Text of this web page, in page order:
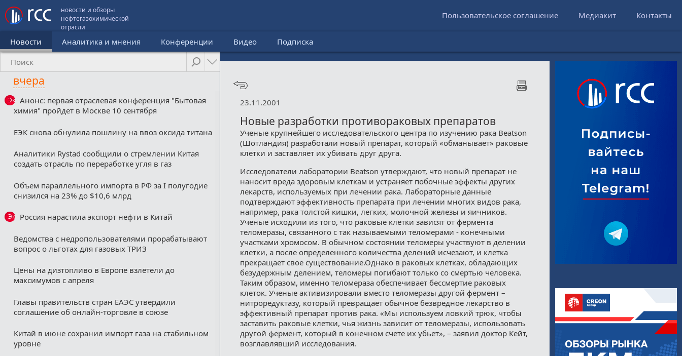
новости и обзоры
нефтегазохимической
отрасли
Пользовательское соглашение Медиакит Контакты
Новости Аналитика и мнения Конференции Видео Подписка
вчера
Эксклюзив
Анонс: первая отраслевая конференция "Бытовая
химия" пройдет в Москве 10 сентября
ЕЭК снова обнулила пошлину на ввоз оксида титана
Аналитики Rystad сообщили о стремлении Китая
создать отрасль по переработке угля в газ
Объем параллельного импорта в РФ за I полугодие
снизился на 23% до $10,6 млрд
Эксклюзив
Россия нарастила экспорт нефти в Китай
Ведомства с недропользователями прорабатывают
вопрос о льготах для газовых ТРИЗ
Цены на дизтопливо в Европе взлетели до
максимумов с апреля
Главы правительств стран ЕАЭС утвердили
соглашение об онлайн-торговле в союзе
Китай в июне сохранил импорт газа на стабильном
уровне
23.11.2001
Новые разработки противораковых препаратов
Ученые крупнейшего исследовательского центра по изучению рака Beatson
(Шотландия) разработали новый препарат, который «обманывает» раковые
клетки и заставляет их убивать друг друга.
Исследователи лаборатории Beatson утверждают, что новый препарат не
наносит вреда здоровым клеткам и устраняет побочные эффекты других
лекарств, используемых при лечении рака. Лабораторные данные
подтверждают эффективность препарата при лечении многих видов рака,
например, рака толстой кишки, легких, молочной железы и яичников.
Ученые исходили из того, что раковые клетки зависят от фермента
теломеразы, связанного с так называемыми теломерами - конечными
участками хромосом. В обычном состоянии теломеры участвуют в делении
клетки, а после определенного количества делений исчезают, и клетка
прекращает свое существование.Однако в раковых клетках, обладающих
безудержным делением, теломеры погибают только со смертью человека.
Таким образом, именно теломераза обеспечивает бессмертие раковых
клеток. Ученые активизировали вместо теломеразы другой фермент –
нитроредуктазу, который превращает обычное безвредное лекарство в
эффективный препарат против рака. «Мы используем ловкий трюк, чтобы
заставить раковые клетки, чья жизнь зависит от теломеразы, использовать
другой фермент, который в конечном счете их убьет», – заявил доктор Кейт,
возглавлявший исследования.